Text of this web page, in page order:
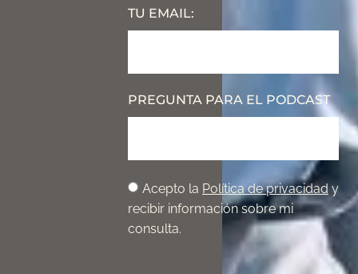
TU EMAIL:
PREGUNTA PARA EL PODCAST
Acepto la Política de privacidad y
recibir información sobre mi
consulta.